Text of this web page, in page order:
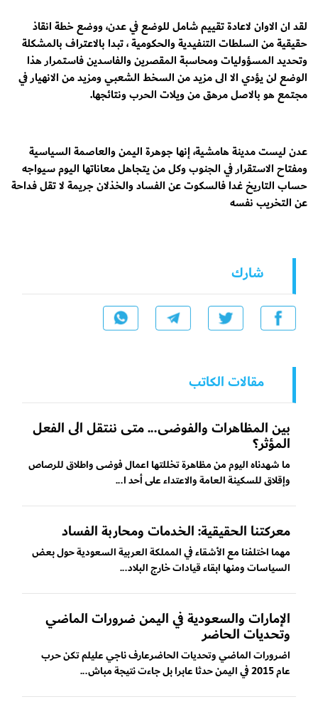
لقد ان الاوان لاعادة تقييم شامل للوضع في عدن، ووضع خطة انقاذ
حقيقية من السلطات التنفيدية والحكومية ، تبدا بالاعتراف بالمشكلة
وتحديد المسؤوليات ومحاسبة المقصرين والفاسدين فاستمرار هذا
الوضع لن يؤدي الا الى مزيد من السخط الشعبي ومزيد من الانهيار في
مجتمع هو بالاصل مرهق من ويلات الحرب ونتائجها.
عدن ليست مدينة هامشية، إنها جوهرة اليمن والعاصمة السياسية
ومفتاح الاستقرار في الجنوب وكل من يتجاهل معاناتها اليوم سيواجه
حساب التاريخ غدا فالسكوت عن الفساد والخذلان جريمة لا تقل فداحة
عن التخريب نفسه
شارك
مقالات الكاتب
بين المظاهرات والفوضى... متى ننتقل الى الفعل
المؤثر؟
ما شهدناه اليوم من مظاهرة تخللتها اعمال فوضى واطلاق للرصاص
وإقلاق للسكينة العامة والاعتداء على أحد ا...
معركتنا الحقيقية: الخدمات ومحاربة الفساد
مهما اختلفنا مع الأشقاء في المملكة العربية السعودية حول بعض
السياسات ومنها ابقاء قيادات خارج البلاد...
الإمارات والسعودية في اليمن ضرورات الماضي
وتحديات الحاضر
اضرورات الماضي وتحديات الحاضرعارف ناجي عليلم تكن حرب
عام 2015 في اليمن حدثا عابرا بل جاءت نتيجة مباش...